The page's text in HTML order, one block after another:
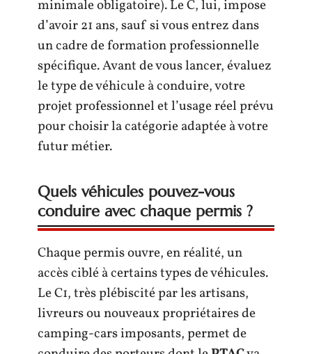
minimale obligatoire). Le C, lui, impose
d’avoir 21 ans, sauf si vous entrez dans
un cadre de formation professionnelle
spécifique. Avant de vous lancer, évaluez
le type de véhicule à conduire, votre
projet professionnel et l’usage réel prévu
pour choisir la catégorie adaptée à votre
futur métier.
Quels véhicules pouvez-vous
conduire avec chaque permis ?
Chaque permis ouvre, en réalité, un
accès ciblé à certains types de véhicules.
Le C1, très plébiscité par les artisans,
livreurs ou nouveaux propriétaires de
camping-cars imposants, permet de